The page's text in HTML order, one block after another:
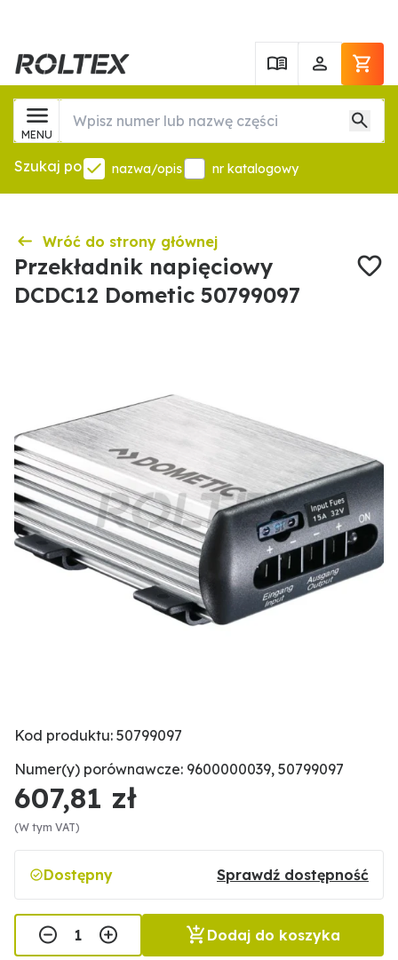
MENU
Szukaj po nazwa/opis nr katalogowy
Wróć do strony głównej
Przekładnik napięciowy
DCDC12 Dometic 50799097
Kod produktu: 50799097
Numer(y) porównawcze: 9600000039, 50799097
607,81 zł
(W tym VAT)
Dostępny Sprawdź dostępność
Dodaj do koszyka